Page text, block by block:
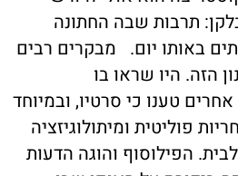
תרבות שבה החתונה
באותו יום. מבקרים רבים
הזה. היו שראו בו
טענו כי סרטיו, ובמיוחד
פוליטית ומיתולוגיזציה
הפילוסוף והוגה הדעות